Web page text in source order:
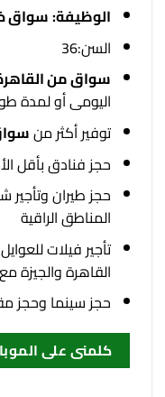
الوظيفة:سواق
السن:36
سواق من
اليومى أو لمدة
توفير أكثر من
حجز فنادق بأقل
حجز طيران
المناطق الراقية
تأجير فيلات
القاهرة
حجز سينما وحجز
كلمنى على الموبايل